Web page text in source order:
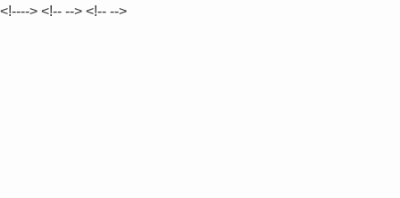
<!----> <!-- --> <!-- -->